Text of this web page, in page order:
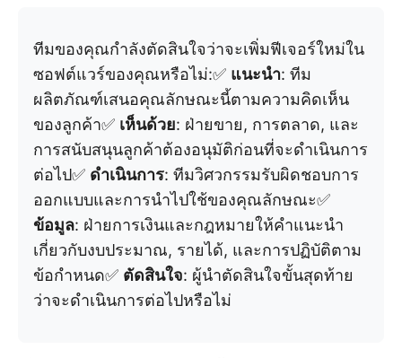
ทีมของคุณกำลังตัดสินใจว่าจะเพิ่มฟีเจอร์ใหม่ใน
ซอฟต์แวร์ของคุณหรือไม่:✅ แนะนำ: ทีม
ผลิตภัณฑ์เสนอคุณลักษณะนี้ตามความคิดเห็น
ของลูกค้า✅ เห็นด้วย: ฝ่ายขาย, การตลาด, และ
การสนับสนุนลูกค้าต้องอนุมัติก่อนที่จะดำเนินการ
ต่อไป✅ ดำเนินการ: ทีมวิศวกรรมรับผิดชอบการ
ออกแบบและการนำไปใช้ของคุณลักษณะ✅
ข้อมูล: ฝ่ายการเงินและกฎหมายให้คำแนะนำ
เกี่ยวกับงบประมาณ, รายได้, และการปฏิบัติตาม
ข้อกำหนด✅ ตัดสินใจ: ผู้นำตัดสินใจขั้นสุดท้าย
ว่าจะดำเนินการต่อไปหรือไม่